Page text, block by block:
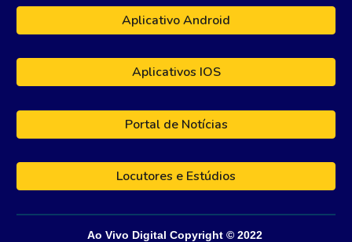
Aplicativo Android
Aplicativos IOS
Portal de Notícias
Locutores e Estúdios
Ao Vivo Digital Copyright © 2022